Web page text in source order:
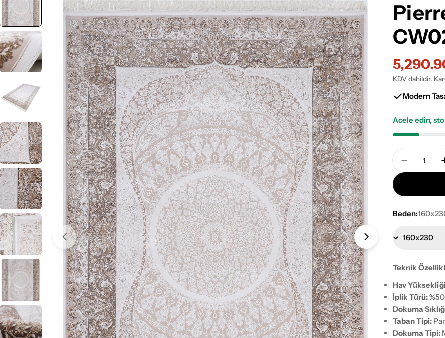
0 numaralı medyayı pencerede aç 1 numaralı
fiyat
Normal
fiyat
KDV dahildir.
Modern
Acele edin,
Adet
Pierre
Beden:
Teknik
Hav
İplik Türü:
Dokuma
Taban Tipi:
Dokuma Tipi: